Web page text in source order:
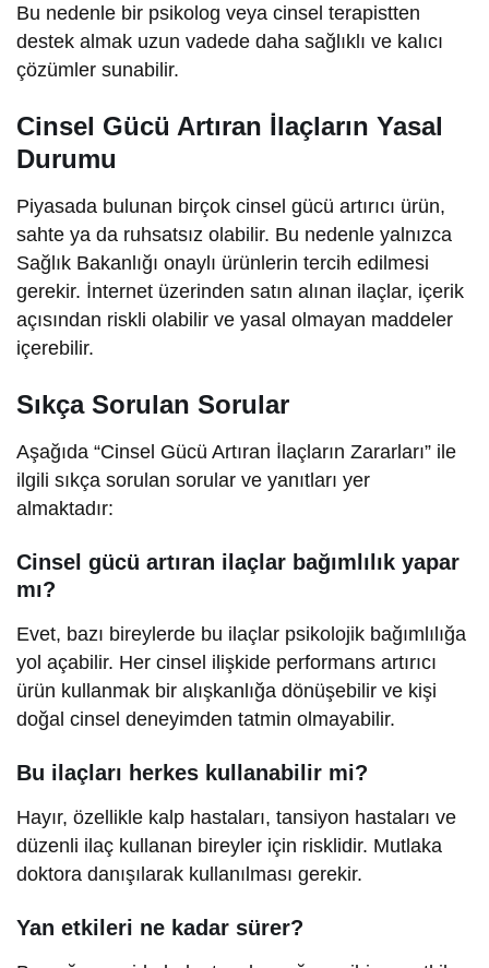
Bu nedenle bir psikolog veya cinsel terapistten
destek almak uzun vadede daha sağlıklı ve kalıcı
çözümler sunabilir.
Cinsel Gücü Artıran İlaçların Yasal
Durumu
Piyasada bulunan birçok cinsel gücü artırıcı ürün,
sahte ya da ruhsatsız olabilir. Bu nedenle yalnızca
Sağlık Bakanlığı onaylı ürünlerin tercih edilmesi
gerekir. İnternet üzerinden satın alınan ilaçlar, içerik
açısından riskli olabilir ve yasal olmayan maddeler
içerebilir.
Sıkça Sorulan Sorular
Aşağıda “Cinsel Gücü Artıran İlaçların Zararları” ile
ilgili sıkça sorulan sorular ve yanıtları yer
almaktadır:
Cinsel gücü artıran ilaçlar bağımlılık yapar
mı?
Evet, bazı bireylerde bu ilaçlar psikolojik bağımlılığa
yol açabilir. Her cinsel ilişkide performans artırıcı
ürün kullanmak bir alışkanlığa dönüşebilir ve kişi
doğal cinsel deneyimden tatmin olmayabilir.
Bu ilaçları herkes kullanabilir mi?
Hayır, özellikle kalp hastaları, tansiyon hastaları ve
düzenli ilaç kullanan bireyler için risklidir. Mutlaka
doktora danışılarak kullanılması gerekir.
Yan etkileri ne kadar sürer?